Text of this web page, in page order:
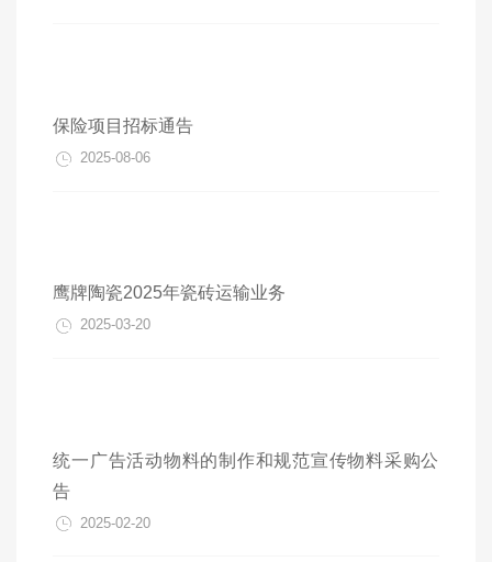
保险项目招标通告
2025-08-06
鹰牌陶瓷2025年瓷砖运输业务
2025-03-20
统一广告活动物料的制作和规范宣传物料采购公
告
2025-02-20